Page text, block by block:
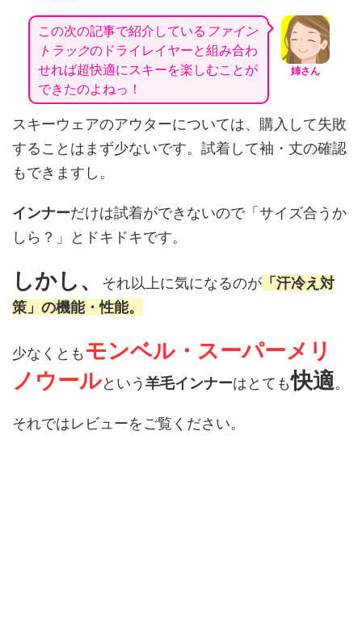
姉さん
この次の記事で紹介している ファイン
トラックのドライレイヤーと組み合わ
せれば超快適にスキーを楽しむことが
できたのよねっ！
スキーウェアのアウターについては、購入して失敗
することはまず少ないです。試着して袖・丈の確認
もできますし。
インナーだけは試着ができないので「サイズ合うか
しら？」とドキドキです。
しかし、 それ以上に気になるのが 「汗冷え対
策」の機能・性能。
少なくとも モンベル・スーパーメリ
ノウールという羊毛インナーはとても快適。
それではレビューをご覧ください。